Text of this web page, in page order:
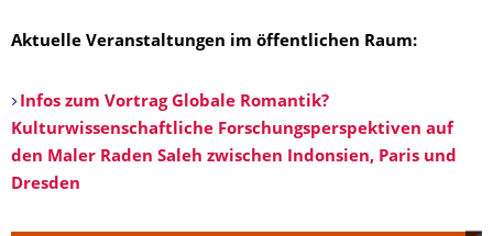
Aktuelle Veranstaltungen im öffentlichen Raum:
Infos zum Vortrag Globale Romantik?
Kulturwissenschaftliche Forschungsperspektiven auf
den Maler Raden Saleh zwischen Indonsien, Paris und
Dresden